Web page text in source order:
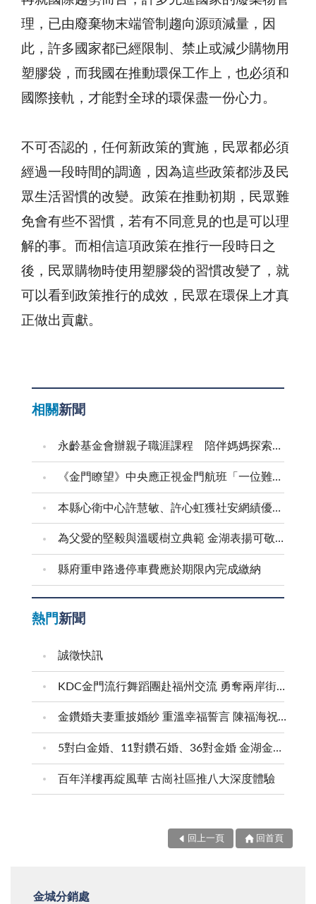
理，已由廢棄物末端管制趨向源頭減量，因
此，許多國家都已經限制、禁止或減少購物用
塑膠袋，而我國在推動環保工作上，也必須和
國際接軌，才能對全球的環保盡一份心力。
不可否認的，任何新政策的實施，民眾都必須
經過一段時間的調適，因為這些政策都涉及民
眾生活習慣的改變。政策在推動初期，民眾難
免會有些不習慣，若有不同意見的也是可以理
解的事。而相信這項政策在推行一段時日之
後，民眾購物時使用塑膠袋的習慣改變了，就
可以看到政策推行的成效，民眾在環保上才真
正做出貢獻。
相關新聞
永齡基金會辦親子職涯課程 陪伴媽媽探索自我
《金門瞭望》中央應正視金門航班「一位難求」問題
本縣心衛中心許慧敏、許心虹獲社安網績優表揚
為父愛的堅毅與溫暖樹立典範 金湖表揚可敬的父親
縣府重申路邊停車費應於期限內完成繳納
熱門新聞
誠徵快訊
KDC金門流行舞蹈團赴福州交流 勇奪兩岸街舞賽三等獎
金鑽婚夫妻重披婚紗 重溫幸福誓言 陳福海祝福牽手半世紀 情深相守成典範
5對白金婚、11對鑽石婚、36對金婚 金湖金沙夫妻共享榮耀時刻 陳福海表揚金鑽婚夫妻 向半世紀相守家庭典範致敬
百年洋樓再綻風華 古崗社區推八大深度體驗
回上一頁 回首頁
金城分銷處